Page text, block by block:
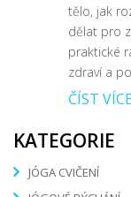
tělo, jak
dělat pro
praktické
zdraví a
ČÍST
KATEGORIE
JÓGA CVIČENÍ